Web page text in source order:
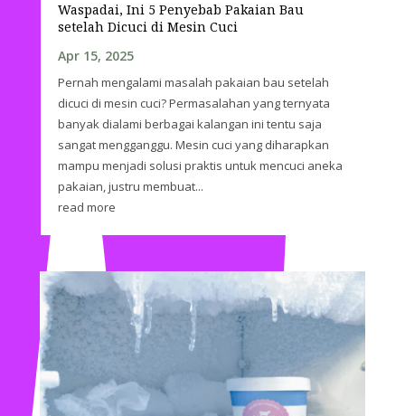
Waspadai, Ini 5 Penyebab Pakaian Bau
setelah Dicuci di Mesin Cuci
Apr 15, 2025
Pernah mengalami masalah pakaian bau setelah
dicuci di mesin cuci? Permasalahan yang ternyata
banyak dialami berbagai kalangan ini tentu saja
sangat mengganggu. Mesin cuci yang diharapkan
mampu menjadi solusi praktis untuk mencuci aneka
pakaian, justru membuat...
read more